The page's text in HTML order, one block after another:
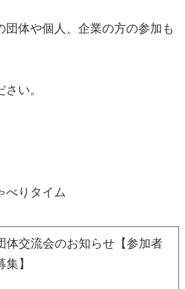
団体や個人、企業の方の参加も
い。
りタイム
体交流会のお知らせ【参加者
集】